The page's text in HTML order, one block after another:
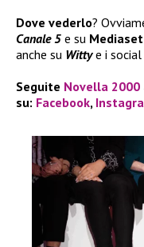
Dove vederlo?
Canale 5 e su
anche su Wittye i social
Seguite Novella 2000
su: Facebook,